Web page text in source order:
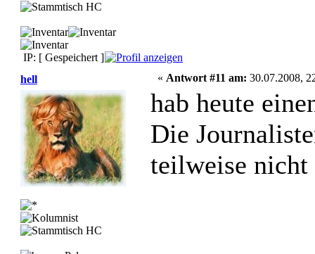
IP: [ Gespeichert ]
hell
« Antwort #11 am: 30.07.2008,
hab heute
Die
teilweise nicht